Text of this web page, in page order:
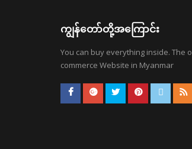
ကျွန်တော်တို့အကြောင်း
You can buy everything inside. The
commerce Website in Myanmar